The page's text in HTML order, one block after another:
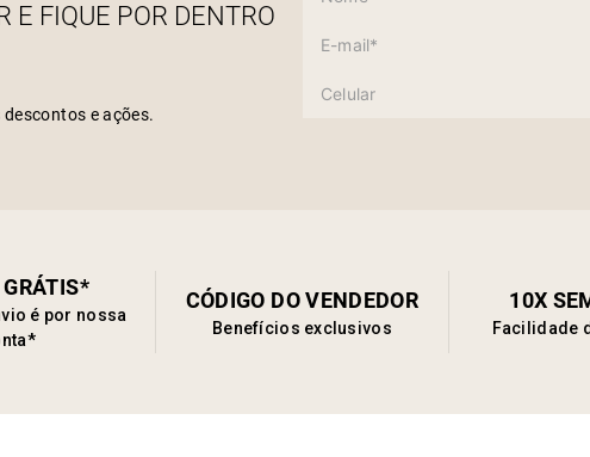
E FIQUE POR DENTRO
e ações.
é por nossa
CÓDIGO DO VENDEDOR
Benefícios exclusivos
10X
Facilidade